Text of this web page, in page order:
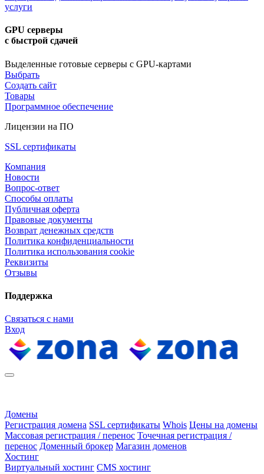
услуги
GPU серверы
с быстрой сдачей
Выделенные готовые серверы с GPU-картами
Выбрать
Создать сайт
Товары
Программное обеспечение
Лицензии на ПО
SSL сертификаты
Компания
Новости
Вопрос-ответ
Способы оплаты
Публичная оферта
Правовые документы
Возврат денежных средств
Политика конфиденциальности
Политика использования cookie
Реквизиты
Отзывы
Поддержка
Связаться с нами
Вход
Домены
Регистрация домена SSL сертификаты Whois Цены на домены
Массовая регистрация / перенос Точечная регистрация /
перенос Доменный брокер Магазин доменов
Хостинг
Виртуальный хостинг CMS хостинг